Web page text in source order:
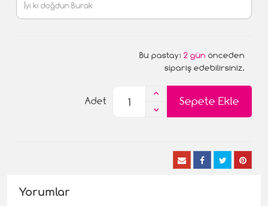
Bu pastayı 2 gün önceden
sipariş edebilirsiniz.
Sepete Ekle
Adet
Yorumlar